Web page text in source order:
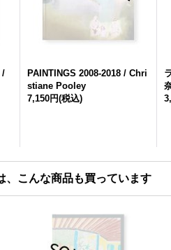
/
PAINTINGS 2008-2018 / Chri
stiane Pooley
7,150円(税込)
、こんな商品も買っています